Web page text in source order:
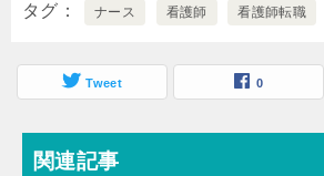
タグ ナース 看護師 看護師転職
Tweet 0
関連記事